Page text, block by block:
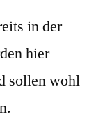
in der
hier
sollen wohl